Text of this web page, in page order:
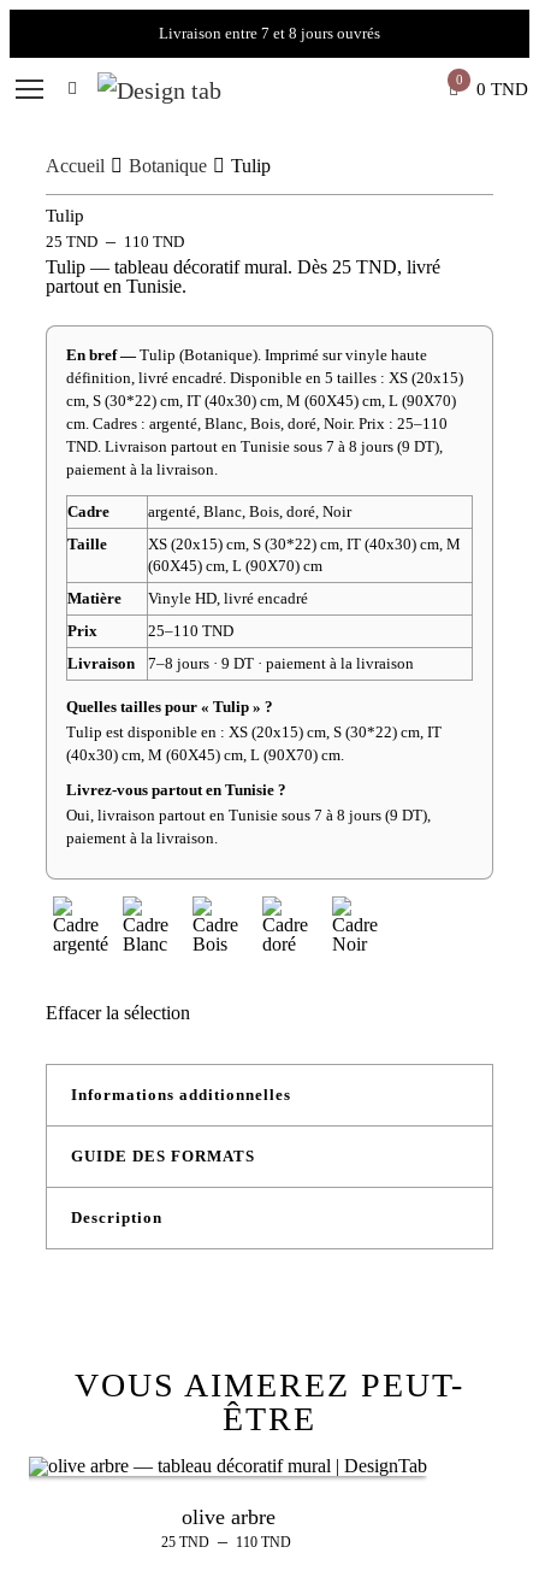
Livraison entre 7 et 8 jours ouvrés
0 0 TND
Accueil Botanique Tulip
Tulip
25 TND – 110 TND
Tulip — tableau décoratif mural. Dès 25 TND, livré
partout en Tunisie.
En bref — Tulip (Botanique). Imprimé sur vinyle haute
définition, livré encadré. Disponible en 5 tailles : XS (20x15)
cm, S (30*22) cm, IT (40x30) cm, M (60X45) cm, L (90X70)
cm. Cadres : argenté, Blanc, Bois, doré, Noir. Prix : 25–110
TND. Livraison partout en Tunisie sous 7 à 8 jours (9 DT),
paiement à la livraison.
Cadre
argenté, Blanc, Bois, doré, Noir
Taille
XS (20x15) cm, S (30*22) cm, IT (40x30) cm, M
(60X45) cm, L (90X70) cm
Matière
Vinyle HD, livré encadré
Prix
25–110 TND
Livraison
7–8 jours · 9 DT · paiement à la livraison
Quelles tailles pour « Tulip » ?
Tulip est disponible en : XS (20x15) cm, S (30*22) cm, IT
(40x30) cm, M (60X45) cm, L (90X70) cm.
Livrez-vous partout en Tunisie ?
Oui, livraison partout en Tunisie sous 7 à 8 jours (9 DT),
paiement à la livraison.
Effacer la sélection
Informations additionnelles
GUIDE DES FORMATS
Description
VOUS AIMEREZ PEUT-
ÊTRE
olive arbre
25 TND – 110 TND